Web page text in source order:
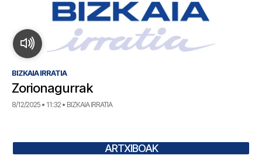
BIZKAIA IRRATIA
Zorionagurrak
8/12/2025 • 11:32 • BIZKAIA IRRATIA
ARTXIBOAK